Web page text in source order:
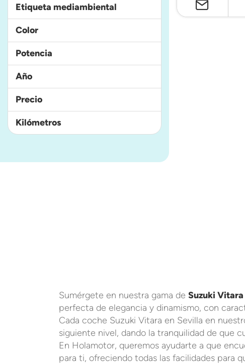
Etiqueta mediambiental
Color
Potencia
Año
Precio
Kilómetros
Sumérgete en nuestra gama de Suzuki
perfecta de elegancia y dinamismo, con
Cada coche Suzuki Vitara en Sevilla en
siguiente nivel, dando la tranquilidad de que
En Holamotor, queremos ayudarte a que
para ti, ofreciendo todas las facilidades para